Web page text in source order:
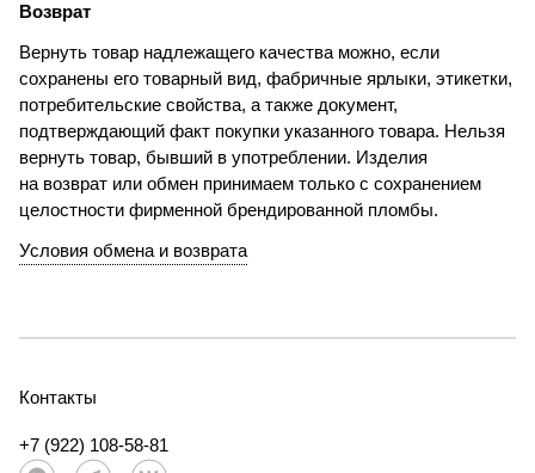
Возврат
Вернуть товар надлежащего качества можно, если
сохранены его товарный вид, фабричные ярлыки, этикетки,
потребительские свойства, а также документ,
подтверждающий факт покупки указанного товара. Нельзя
вернуть товар, бывший в употреблении. Изделия
на возврат или обмен принимаем только с сохранением
целостности фирменной брендированной пломбы.
Условия обмена и возврата
Контакты
+7 (922) 108-58-81